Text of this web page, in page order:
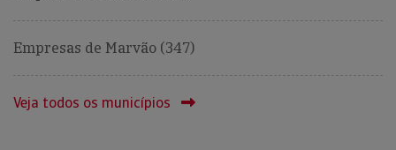
Empresas de Marvão (347)
Veja todos os municípios